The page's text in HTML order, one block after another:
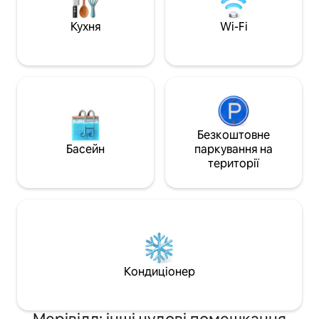
приїжджаєте на північно-західні
заходи, гольф, озеро Мозінго або
Чудово підходить, якщо ви
Кухня Wi-Fi
Басейн
Безкоштовне
паркування на
території
Кондиціонер